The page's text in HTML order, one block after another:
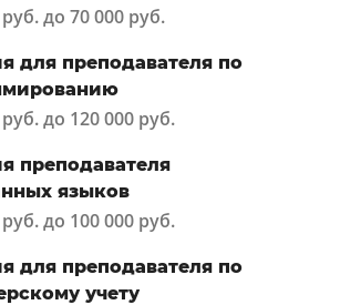
до 70 000 руб.
для преподавателя по
до 120 000 руб.
преподавателя
языков
до 100 000 руб.
для преподавателя по
учету